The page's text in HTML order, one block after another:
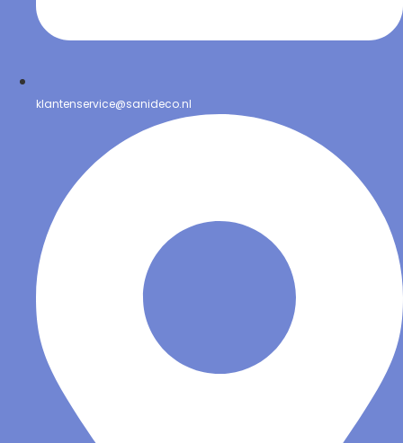
klantenservice@sanideco.nl